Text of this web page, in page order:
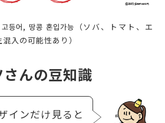
등어, 땅콩 혼입가능（ソバ、トマト、エ
入の可能性あり）
んの豆知識
インだけ見ると